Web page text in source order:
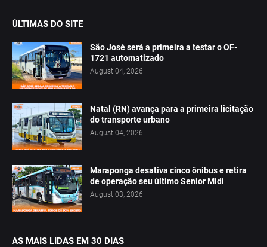
ÚLTIMAS DO SITE
São José será a primeira a testar o OF-
1721 automatizado
August 04, 2026
Natal (RN) avança para a primeira licitação
do transporte urbano
August 04, 2026
Maraponga desativa cinco ônibus e retira
de operação seu último Senior Midi
August 03, 2026
AS MAIS LIDAS EM 30 DIAS